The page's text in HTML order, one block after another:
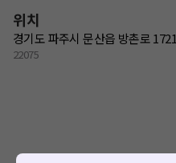
위치
경기도 파주시 문산읍 방촌로 1721
22075